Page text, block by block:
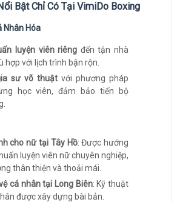
Bật Chỉ Có Tại VimiDo Boxing
Nhân Hóa
luyện viên riêng đến tận nhà
hợp với lịch trình bận rộn.
sư võ thuật với phương pháp
học viên, đảm bảo tiến bộ
cho nữ tại Tây Hồ: Được hướng
luyện viên nữ chuyên nghiệp,
thân thiện và thoải mái.
cá nhân tại Long Biên: Kỹ thuật
được xây dựng bài bản.